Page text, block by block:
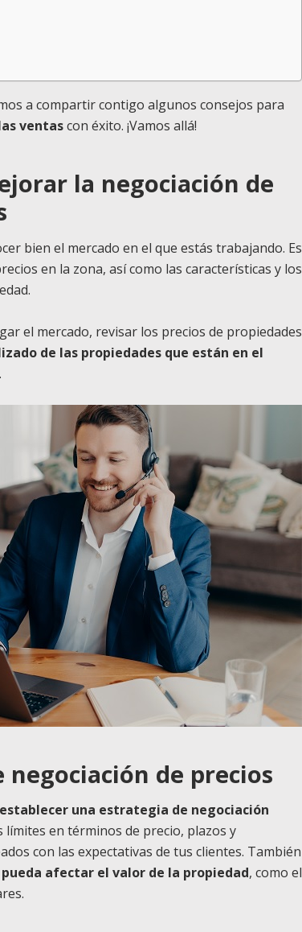
a compartir contigo algunos consejos para
ventascon éxito. ¡Vamos allá!
la negociación de
bien el mercado en el que estás trabajando. Es
en la zona, así como las características y los
el mercado, revisar los precios de propiedades
de las propiedades que están en el
de precios
establecer una estrategia de negociación
límites en términos de precio, plazos y
con las expectativas de tus clientes. También
afectar el valor de la propiedad, como el